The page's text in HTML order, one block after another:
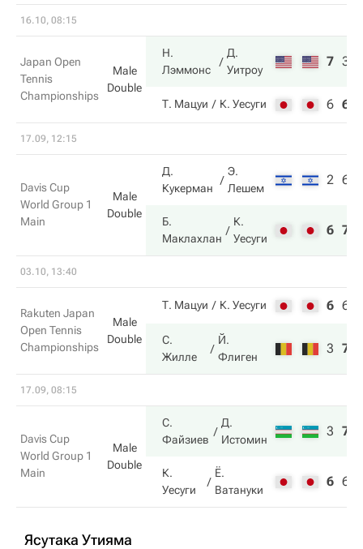
16.10, 08:15
Japan Open
Tennis
Championships
Male
Double
Н.
Лэммонс
Д.
Уитроу
7 3
Т. Мацуи К. Уесуги 6 6
17.09, 12:15
Davis Cup
World Group 1
Main
Male
Double
Д.
Кукерман
Э.
Лешем
2 6
Б.
Маклахлан
К.
Уесуги
6 7
03.10, 13:40
Rakuten Japan
Open Tennis
Championships
Male
Double
Т. Мацуи К. Уесуги 6 6
С.
Жилле
Й.
Флиген
3 7
17.09, 08:15
Davis Cup
World Group 1
Main
Male
Double
С.
Файзиев
Д.
Истомин
3 7
К.
Уесуги
Ё.
Ватануки
6 6
Ясутака Утияма